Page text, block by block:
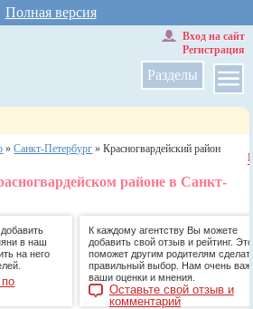
Полная версия
Разделы
Вход на сайт
Регистрация
»Санкт-Петербург »Красногвардейский район
районе в Санкт-
в наш
на него
К каждому агентству Вы можете
добавить свой отзыв и рейтинг. Это
поможет другим родителям
правильный выбор. Нам очень
ваши оценки и мнения.
Оставьте свой отзыв и
комментарий